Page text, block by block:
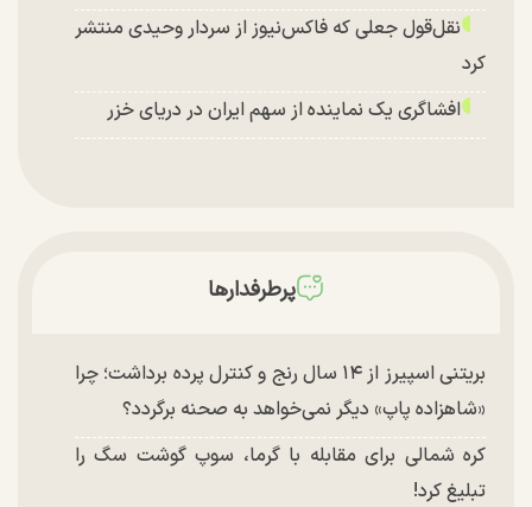
نقل‌قول جعلی که فاکس‌نیوز از سردار وحیدی منتشر
کرد
افشاگری یک نماینده از سهم ایران در دریای خزر
پرطرفدارها
بریتنی اسپیرز از ۱۴ سال رنج و کنترل پرده برداشت؛ چرا
«شاهزاده پاپ» دیگر نمی‌خواهد به صحنه برگردد؟
کره شمالی برای مقابله با گرما، سوپ گوشت سگ را
تبلیغ کرد!